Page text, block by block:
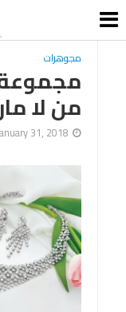
مجوهرات
من لا
31, 2018